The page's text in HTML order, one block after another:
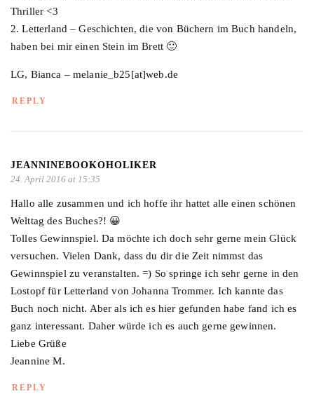
Thriller <3
2. Letterland – Geschichten, die von Büchern im Buch handeln,
haben bei mir einen Stein im Brett 🙂
LG, Bianca – melanie_b25[at]web.de
REPLY
JEANNINEBOOKOHOLIKER
24. April 2016 at 15:35
Hallo alle zusammen und ich hoffe ihr hattet alle einen schönen
Welttag des Buches?! 😀
Tolles Gewinnspiel. Da möchte ich doch sehr gerne mein Glück
versuchen. Vielen Dank, dass du dir die Zeit nimmst das
Gewinnspiel zu veranstalten. =) So springe ich sehr gerne in den
Lostopf für Letterland von Johanna Trommer. Ich kannte das
Buch noch nicht. Aber als ich es hier gefunden habe fand ich es
ganz interessant. Daher würde ich es auch gerne gewinnen.
Liebe Grüße
Jeannine M.
REPLY